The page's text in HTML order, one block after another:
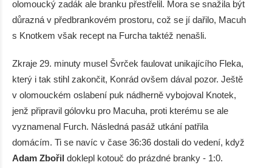
olomoucký zadák ale branku přestřelil. Mora se snažila být
důrazná v předbrankovém prostoru, což se jí dařilo, Macuh
s Knotkem však recept na Furcha taktéž nenašli.
Zkraje 29. minuty musel Švrček faulovat unikajícího Fleka,
který i tak stihl zakončit, Konrád ovšem dával pozor. Ještě
v olomouckém oslabení puk nádherně vybojoval Knotek,
jenž připravil gólovku pro Macuha, proti kterému se ale
vyznamenal Furch. Následná pasáž utkání patřila
domácím. Ti se navíc v čase 36:36 dostali do vedení, když
Adam Zbořil doklepl kotouč do prázdné branky - 1:0.